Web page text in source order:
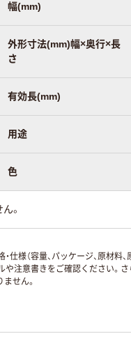
幅(mm)
外形寸法(mm)幅×奥行×長
さ
有効長(mm)
用途
色
。
様（容量、パッケージ、原材料
意書きをご確認ください。
せん。